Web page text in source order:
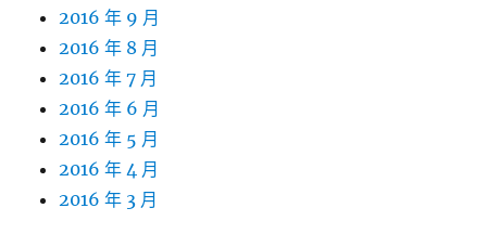
2016 年 9 月
2016 年 8 月
2016 年 7 月
2016 年 6 月
2016 年 5 月
2016 年 4 月
2016 年 3 月